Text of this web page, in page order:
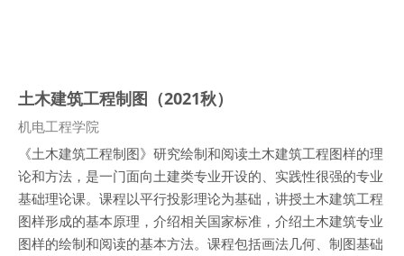
土木建筑工程制图（2021秋）
课程类别
机电工程学院
《土木建筑工程制图》研究绘制和阅读土木建筑工程图样的理
论和方法，是一门面向土建类专业开设的、实践性很强的专业
基础理论课。课程以平行投影理论为基础，讲授土木建筑工程
图样形成的基本原理，介绍相关国家标准，介绍土木建筑专业
图样的绘制和阅读的基本方法。课程包括画法几何、制图基础